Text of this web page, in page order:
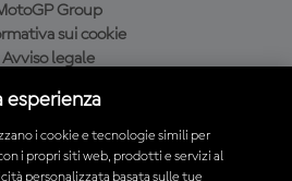
Group
sui cookie
Avviso legale
di acquisto
esperienza
i cookie e tecnologie simili per
i propri siti web, prodotti e servizi al
personalizzata basata sulle tue